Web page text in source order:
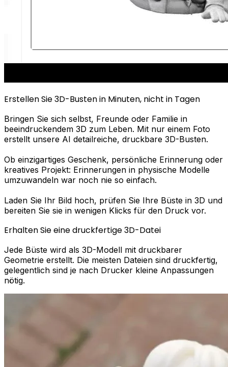
Erstellen Sie 3D-Busten in Minuten, nicht in Tagen
Bringen Sie sich selbst, Freunde oder Familie in
beeindruckendem 3D zum Leben. Mit nur einem Foto
erstellt unsere AI detailreiche, druckbare 3D-Busten.
Ob einzigartiges Geschenk, persönliche Erinnerung oder
kreatives Projekt: Erinnerungen in physische Modelle
umzuwandeln war noch nie so einfach.
Laden Sie Ihr Bild hoch, prüfen Sie Ihre Büste in 3D und
bereiten Sie sie in wenigen Klicks für den Druck vor.
Erhalten Sie eine druckfertige 3D-Datei
Jede Büste wird als 3D-Modell mit druckbarer
Geometrie erstellt. Die meisten Dateien sind druckfertig,
gelegentlich sind je nach Drucker kleine Anpassungen
nötig.